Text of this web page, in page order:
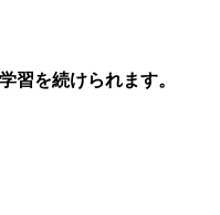
習を続けられます。